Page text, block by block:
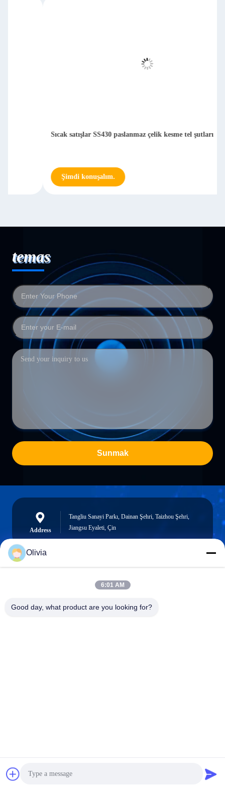
En İyi Fiyatı Alın
Sıcak satışlar SS430 paslanmaz çelik kesme tel şutları
Şimdi konuşalım.
temas
Sunmak
Address
Tangliu Sanayi Parkı, Dainan Şehri, Taizhou Şehri,
Jiangsu Eyaleti, Çin
info@longlivedmetal.com
Olivia
6:01 AM
Good day, what product are you looking for?